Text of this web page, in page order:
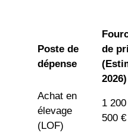
Poste de
dépense
de
2026)
Achat en
élevage
(LOF)
1
500 €